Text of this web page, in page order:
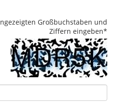
Großbuchstaben und
Ziffern eingeben*